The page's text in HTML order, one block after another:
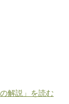
解説」を読む